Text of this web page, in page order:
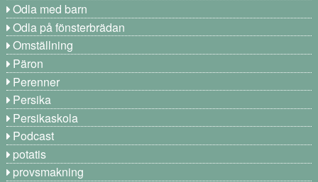
Odla med barn
Odla på fönsterbrädan
Omställning
Päron
Perenner
Persika
Persikaskola
Podcast
potatis
provsmakning